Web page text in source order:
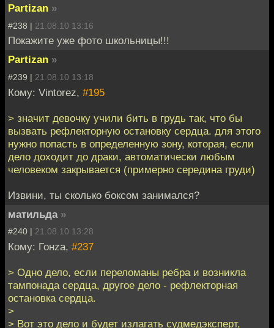
Partizan »
#238 | 21.08.10 13:16
Покажите уже фото школьницы!!!
Partizan »
#239 | 21.08.10 13:18
Кому: Vintorez, #195
> значит девочку учили бить в грудь так, что бы
вызвать рефлекторную остановку сердца. для этого
нужно попасть в определенную зону, которая, если
дело доходит до драки, автоматически любым
человеком закрывается (примерно середина груди)
Извини, ты сколько боксом занимался?
матильда »
#240 | 21.08.10 13:28
Кому: Гонzа, #237
> Одно дело, если переломаны ребра и возникла
тампонада сердца, другое дело - рефлекторная
остановка сердца.
>
> Вот это дело и будет излагать судмедэксперт,